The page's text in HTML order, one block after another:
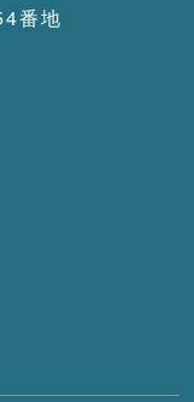
番地